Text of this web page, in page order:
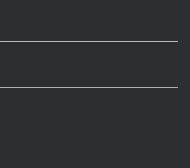
Возможна эксплуатация
своих свойств.